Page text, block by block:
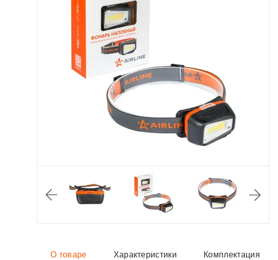
О товаре Характеристики Комплектация